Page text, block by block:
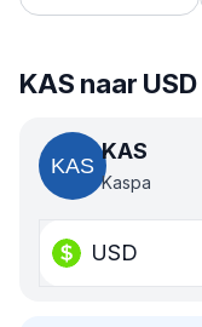
KAS naar
KAS
Kaspa
USD